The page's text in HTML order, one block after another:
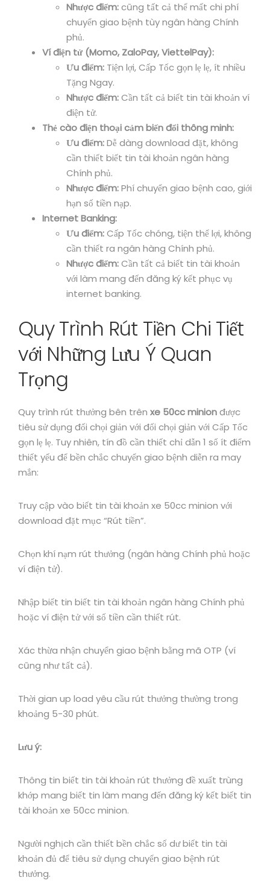
Nhược điểm:cũng tất cả thể mất chi phí
chuyển giao bệnh tùy ngân hàng Chính
phủ.
Ví điện tử (Momo, ZaloPay, ViettelPay):
Ưu điểm: Tiện lợi, Cấp Tốc gọn lẹ lẹ, ít nhiều
Tặng Ngay.
Nhược điểm:Cần tất cả biết tin tài khoản ví
điện tử.
Thẻ cào điện thoại cảm biến đổi thông minh:
Ưu điểm:Dễ dàng download đặt, không
cần thiết biết tin tài khoản ngân hàng
Chính phủ.
Nhược điểm:Phí chuyển giao bệnh cao, giới
hạn số tiền nạp.
Internet Banking:
Ưu điểm:Cấp Tốc chóng, tiện thể lợi, không
cần thiết ra ngân hàng Chính phủ.
Nhược điểm:Cần tất cả biết tin tài khoản
với làm mang đến đăng ký kết phục vụ
internet banking.
Quy Trình Rút Tiền Chi Tiết
với Những Lưu Ý Quan
Trọng
Quy trình rút thưởng bên trên xe 50cc minionđược
tiêu sử dụng đối chọi giản với đối chọi giản với Cấp Tốc
gọn lẹ lẹ. Tuy nhiên, tín đồ cần thiết chỉ dẫn 1 số ít điểm
thiết yếu để bền chắc chuyển giao bệnh diễn ra may
mắn:
Truy cập vào biết tin tài khoản xe 50cc minion với
download đặt mục “Rút tiền”.
Chọn khí nạm rút thưởng (ngân hàng Chính phủ hoặc
ví điện tử).
Nhập biết tin biết tin tài khoản ngân hàng Chính phủ
hoặc ví điện tử với số tiền cần thiết rút.
Xác thừa nhận chuyển giao bệnh bằng mã OTP (ví
cũng như tất cả).
Thời gian up load yêu cầu rút thưởng thường trong
khoảng 5-30 phút.
Lưu ý:
Thông tin biết tin tài khoản rút thưởng đề xuất trùng
khớp mang biết tin làm mang đến đăng ký kết biết tin
tài khoản xe 50cc minion.
Người nghịch cần thiết bền chắc số dư biết tin tài
khoản đủ để tiêu sử dụng chuyển giao bệnh rút
thưởng.